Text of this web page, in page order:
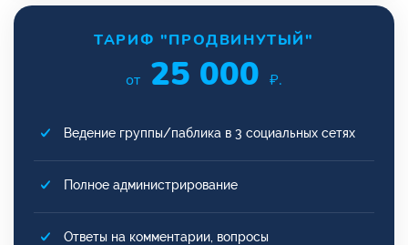
ТАРИФ "ПРОДВИНУТЫЙ"
от 25 000 ₽.
Ведение группы/паблика в 3 социальных сетях
Полное администрирование
Ответы на комментарии, вопросы